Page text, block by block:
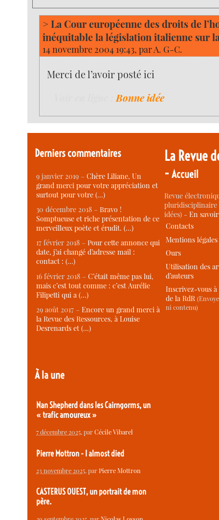
> La Cour européenne des droits de
inéquitable la législation italienne sur
14 novembre 2004 19:43, parA. G-C.
Merci de l’avoir posté ici
Bonne idée
Derniers commentaires
9 janvier 2019 –Chère Liliane, Un
grand merci pour votre appréciation et
surtout pour votre (…)
30 décembre 2018 –Bravo !
Somptueuse et riche présentation de ce
merveilleux poète et érudit. (…)
17 février 2018 –Pour cette annonce qui
date, j’ai changé d’adresse mail :
contact : (…)
16 février 2018 –C’était même pas lui,
mais c’est tout comme : c’est Aurélie
Filipetti qui a (…)
29 août 2017 –Encore un grand merci à
la Revue des Ressources, à Louise
Desrenards et (…)
À la une
Nan Shepherd dans les Cairngorms, un
« trafic amoureux »
7 décembre 2025, parCécile Vibarel
Pierre Mottron - I almost died
23 novembre 2025, parPierre Mottron
CASTERUS OUEST, un portrait de mon
père.
La Revue
-Accueil
Revue
idées) -En
Contacts
Mentions légales
Ours
Utilisation des
d’auteurs
Inscrivez-vous
de la RdR
ni contenu)